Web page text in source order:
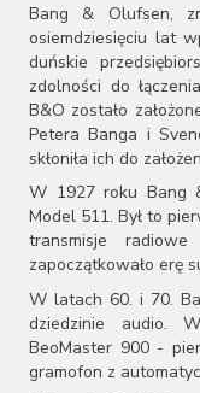
Bang & Olufsen,
osiemdziesięciu lat
duńskie
zdolności do
B&O zostało
Petera Banga i
skłoniła ich do
W 1927 roku Bang
Model 511. Był to
transmisje
zapoczątkowało erę
W latach 60. i 70.
dziedzinie audio.
BeoMaster 900 -
gramofon z